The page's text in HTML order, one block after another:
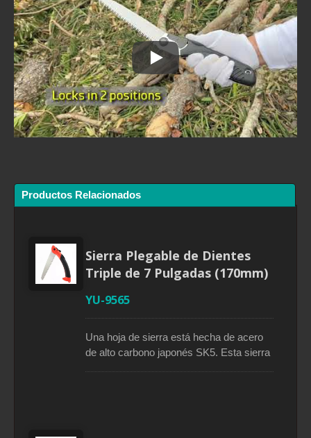
Sierra plegable de estilo japonés
Productos Relacionados
Sierra Plegable de Dientes
Triple de 7 Pulgadas (170mm)
YU-9565
Una hoja de sierra está hecha de acero
de alto carbono japonés SK5. Esta sierra